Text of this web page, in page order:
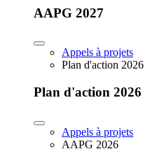
AAPG 2027
Appels à projets
Plan d'action 2026
Plan d'action 2026
Appels à projets
AAPG 2026